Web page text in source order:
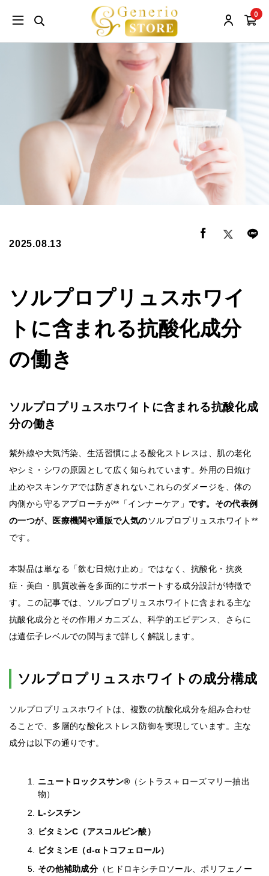
0
2025.08.13
ソルプロプリュスホワイ
トに含まれる抗酸化成分
の働き
ソルプロプリュスホワイトに含まれる抗酸化成
分の働き
紫外線や大気汚染、生活習慣による酸化ストレスは、肌の老化
やシミ・シワの原因として広く知られています。外用の日焼け
止めやスキンケアでは防ぎきれないこれらのダメージを、体の
内側から守るアプローチが**「インナーケア」です。その代表例
の一つが、医療機関や通販で人気のソルプロプリュスホワイト**
です。
本製品は単なる「飲む日焼け止め」ではなく、抗酸化・抗炎
症・美白・肌質改善を多面的にサポートする成分設計が特徴で
す。この記事では、ソルプロプリュスホワイトに含まれる主な
抗酸化成分とその作用メカニズム、科学的エビデンス、さらに
は遺伝子レベルでの関与まで詳しく解説します。
ソルプロプリュスホワイトの成分構成
ソルプロプリュスホワイトは、複数の抗酸化成分を組み合わせ
ることで、多層的な酸化ストレス防御を実現しています。主な
成分は以下の通りです。
ニュートロックスサン® （シトラス＋ローズマリー抽出
物）
L-シスチン
ビタミンC（アスコルビン酸）
ビタミンE（d-αトコフェロール）
その他補助成分（ヒドロキシチロソール、ポリフェノー